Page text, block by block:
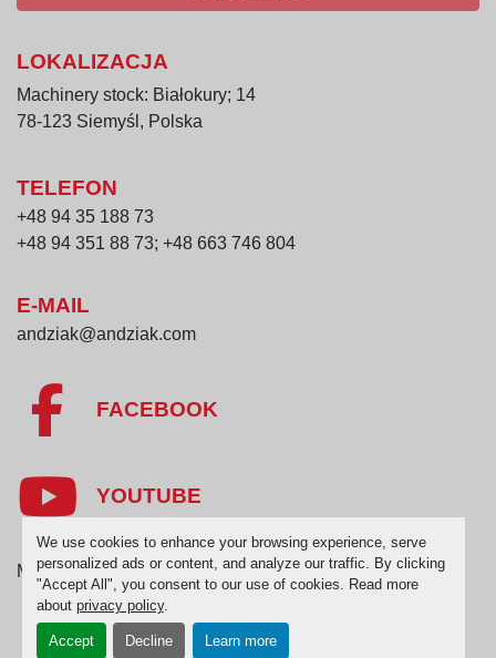
We use cookies to enhance your browsing experience, serve
personalized ads or content, and analyze our traffic. By clicking
"Accept All", you consent to our use of cookies. Read more
about privacy policy.
Accept Decline Learn more
LOKALIZACJA
Machinery stock: Białokury; 14
78-123 Siemyśl, Polska
TELEFON
+48 94 35 188 73
+48 94 351 88 73; +48 663 746 804
E-MAIL
andziak@andziak.com
FACEBOOK
YOUTUBE
Manage Cookies